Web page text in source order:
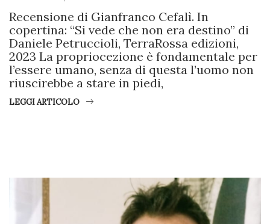
Recensione di Gianfranco Cefalì. In
copertina: “Si vede che non era destino” di
Daniele Petruccioli, TerraRossa edizioni,
2023 La propriocezione è fondamentale per
l’essere umano, senza di questa l’uomo non
riuscirebbe a stare in piedi,
LEGGI ARTICOLO